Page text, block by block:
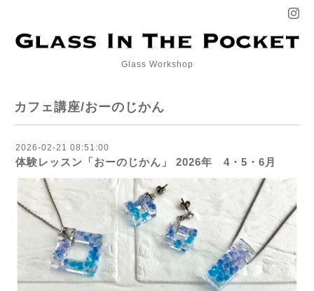
Glass Workshop
カフェ講座/おーのじかん
2026-02-21 08:51:00
体験レッスン「おーのじかん」 2026年 4・5・6月